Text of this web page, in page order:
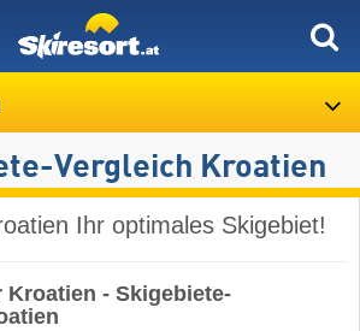
Vergleich Kroatien
Ihr optimales Skigebiet!
- Skigebiete-